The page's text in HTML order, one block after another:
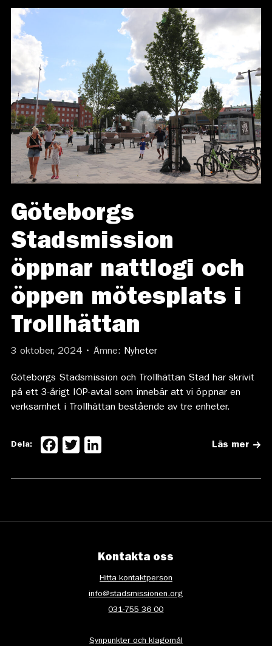
Göteborgs
Stadsmission
öppnar nattlogi och
öppen mötesplats i
Trollhättan
3 oktober, 2024 • Ämne: Nyheter
Göteborgs Stadsmission och Trollhättan Stad har skrivit
på ett 3-årigt IOP-avtal som innebär att vi öppnar en
verksamhet i Trollhättan bestående av tre enheter.
Läs mer
Dela: Facebook
Twitter
Kontakta oss
Hitta kontaktperson
info@stadsmissionen.org
031-755 36 00
Synpunkter och klagomål